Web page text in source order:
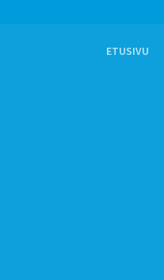
ETUSIVU